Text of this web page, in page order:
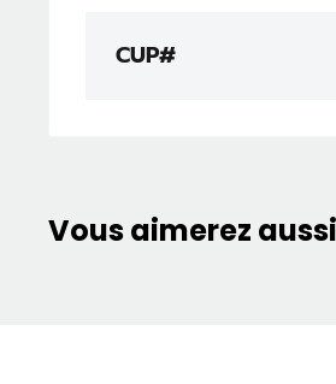
CUP#
Vous aimerez aussi